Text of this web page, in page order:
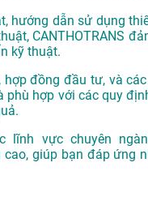
hướng dẫn sử dụng
CANTHOTRANS
kỹ thuật.
hợp đồng đầu tư, và
hợp với các quy
vực chuyên
giúp bạn đáp ứng